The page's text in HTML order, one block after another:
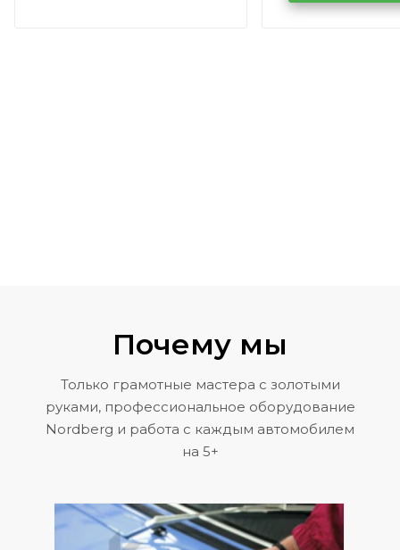
Volkswagen
Почему мы
Только грамотные мастера с золотыми
руками, профессиональное оборудование
Nordberg и работа с каждым автомобилем
на 5+